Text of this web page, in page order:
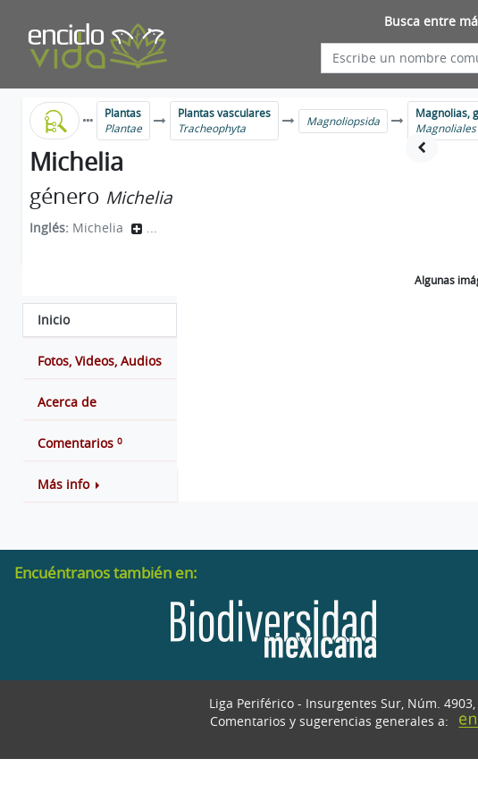
Busca entre
Plantas
Plantae
Plantas vasculares
Tracheophyta
Magnoliopsida
Magnolias,
Magnoliales
Michelia
género Michelia
Inglés: Michelia ...
Algunas
Inicio
Fotos, Videos, Audios
Acerca de
Comentarios 0
Más info
Encuéntranos también en:
Liga Periférico - Insurgentes Sur, Núm.
Comentarios y sugerencias generales a: